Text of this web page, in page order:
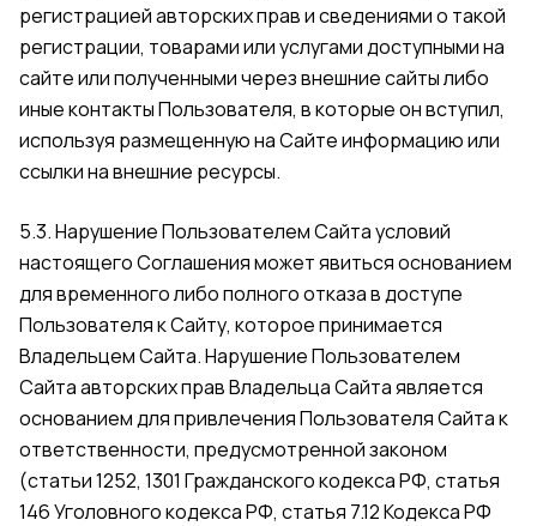
регистрацией авторских прав и сведениями о такой
регистрации, товарами или услугами доступными на
сайте или полученными через внешние сайты либо
иные контакты Пользователя, в которые он вступил,
используя размещенную на Сайте информацию или
ссылки на внешние ресурсы.
5.3. Нарушение Пользователем Сайта условий
настоящего Соглашения может явиться основанием
для временного либо полного отказа в доступе
Пользователя к Сайту, которое принимается
Владельцем Сайта. Нарушение Пользователем
Сайта авторских прав Владельца Сайта является
основанием для привлечения Пользователя Сайта к
ответственности, предусмотренной законом
(статьи 1252, 1301 Гражданского кодекса РФ, статья
146 Уголовного кодекса РФ, статья 7.12 Кодекса РФ